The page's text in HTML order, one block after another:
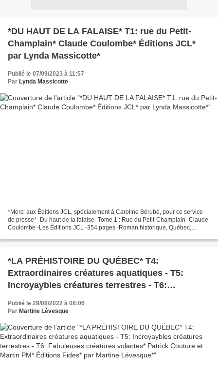
*DU HAUT DE LA FALAISE* T1: rue du Petit-
Champlain* Claude Coulombe* Éditions JCL*
par Lynda Massicotte*
Publié le 07/09/2023 à 11:57
Par Lynda Massicotte
*Merci aux Éditions JCL, spécialement à Caroline Bérubé, pour ce service
de presse* -Du haut de la falaise -Tome 1 : Rue du Petit-Champlain -Claude
Coulombe -Les Éditions JCL -354 pages -Roman historique, Québec,
*LA PRÉHISTOIRE DU QUÉBEC* T4:
Extraordinaires créatures aquatiques - T5:
Incroyaybles créatures terrestres - T6:
Fabuleuses créatures volantes* Patrick Couture
et Martin PM* Éditions Fides* par Martine
Publié le 29/08/2022 à 08:06
Par Martine Lévesque